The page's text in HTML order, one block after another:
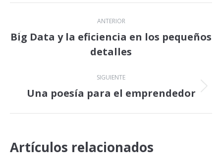
Navegación
entre
publicaciones
ANTERIOR
Publicación
anterior:
Big Data y la eficiencia en los pequeños
detalles
SIGUIENTE
Publicación
Una poesía para el emprendedor
Artículos relacionados